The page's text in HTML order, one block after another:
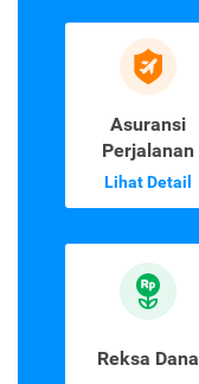
Asuransi
Perjalanan
Lihat Detail
Reksa Dana